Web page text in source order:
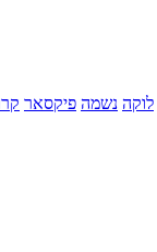
לוקה נשמה פיקסאר